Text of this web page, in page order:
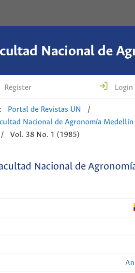
Register Login
Portal de Revistas UN
/
Nacional de Agronomía Medellín
/ Vol. 38 No. 1 (1985)
Nacional de